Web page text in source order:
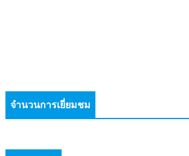
จำนวนการเยี่ยมชม